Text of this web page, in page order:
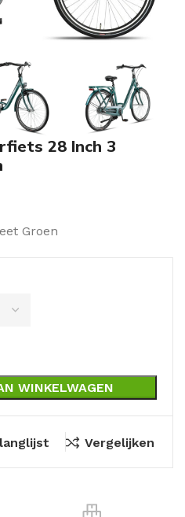
28 Inch 3
Groen
WINKELWAGEN
Vergelijken